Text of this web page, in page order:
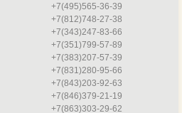
+7(495)565-36-39
+7(812)748-27-38
+7(343)247-83-66
+7(351)799-57-89
+7(383)207-57-39
+7(831)280-95-66
+7(843)203-92-63
+7(846)379-21-19
+7(863)303-29-62